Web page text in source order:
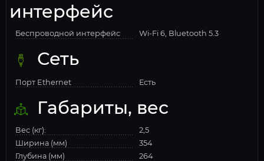
интерфейс
Беспроводной интерфейс Wi-Fi 6, Bluetooth 5.3
Сеть
Порт Ethernet Есть
Габариты, вес
Вес (кг):
2,5
Ширина (мм)
354
Глубина (мм)
264